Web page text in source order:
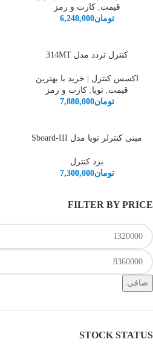
FILTER BY PRICE
صافی
STOCK STATUS
قیمت,کارت و رمز
تومان6,240,000
کنترل تردد مدل 314MT
اکسس کنترل | خرید با بهترین
قیمت, تویا, کارت و رمز
تومان7,880,000
مینی کنترلر تویا مدل Sboard-III
برد کنترل
تومان7,300,000